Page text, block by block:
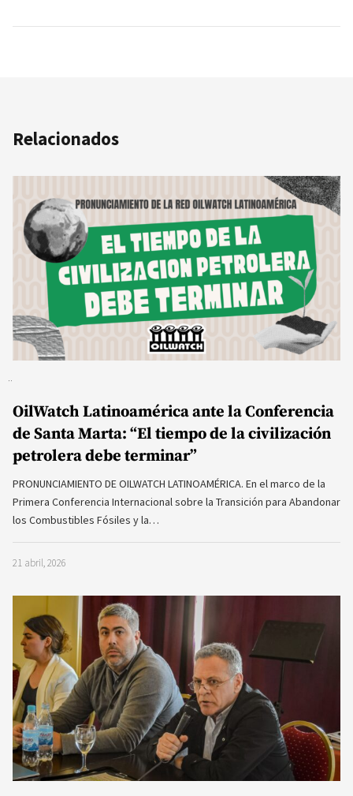
Relacionados
OilWatch Latinoamérica ante la Conferencia
de Santa Marta: “El tiempo de la civilización
petrolera debe terminar”
PRONUNCIAMIENTO DE OILWATCH LATINOAMÉRICA. En el marco de la
Primera Conferencia Internacional sobre la Transición para Abandonar
los Combustibles Fósiles y la…
21 abril, 2026